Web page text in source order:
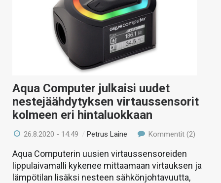
HAKU
Aqua Computer julkaisi uudet
nestejäähdytyksen virtaussensorit
kolmeen eri hintaluokkaan
26.8.2020 - 14:49 /Petrus Laine Kommentit (2)
Aqua Computerin uusien virtaussensoreiden
lippulaivamalli kykenee mittaamaan virtauksen ja
lämpötilan lisäksi nesteen sähkönjohtavuutta,